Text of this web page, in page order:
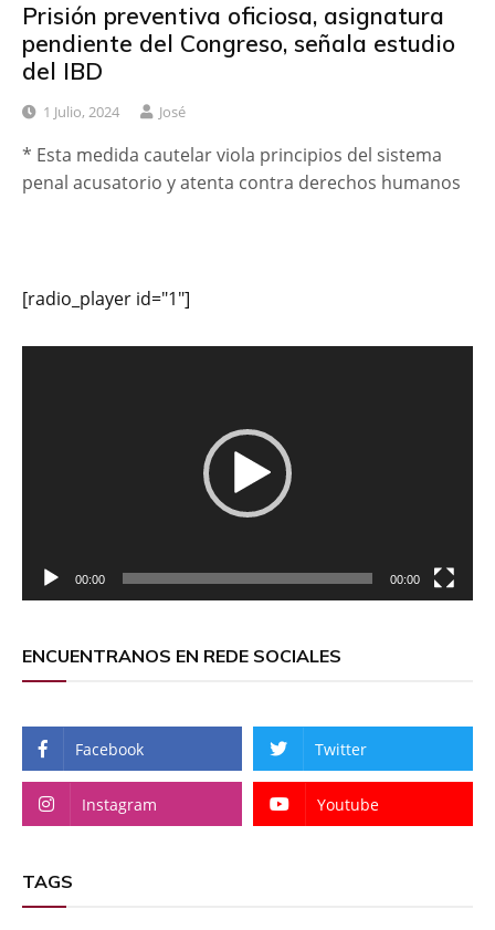
Prisión preventiva oficiosa, asignatura
pendiente del Congreso, señala estudio
del IBD
1 Julio, 2024 José
* Esta medida cautelar viola principios del sistema
penal acusatorio y atenta contra derechos humanos
[radio_player id="1"]
00:00 00:00
ENCUENTRANOS EN REDE SOCIALES
Facebook Twitter
Instagram Youtube
TAGS